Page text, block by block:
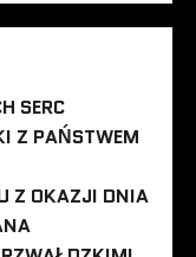
SERC
Z PAŃSTWEM
Z OKAZJI DNIA